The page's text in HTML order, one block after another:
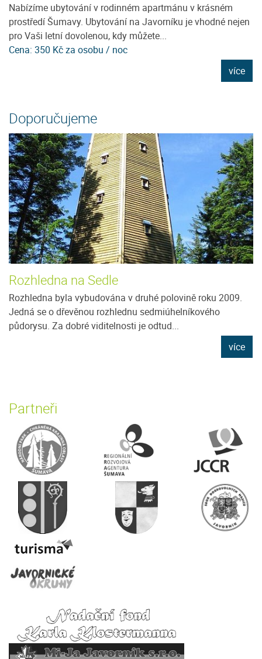
Nabízíme ubytování v rodinném apartmánu v krásném
prostředí Šumavy. Ubytování na Javorníku je vhodné nejen
pro Vaši letní dovolenou, kdy můžete...
Cena: 350 Kč za osobu / noc
více
Doporučujeme
Rozhledna na Sedle
Rozhledna byla vybudována v druhé polovině roku 2009.
Jedná se o dřevěnou rozhlednu sedmiúhelníkového
půdorysu. Za dobré viditelnosti je odtud...
více
Partneři